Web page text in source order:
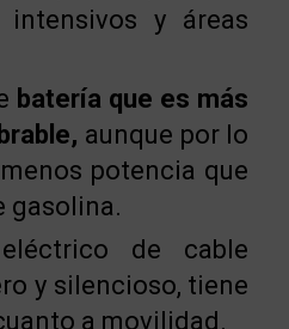
intensivos y áreas
batería que es más
aunque por lo
potencia que
gasolina.
de cable
y silencioso, tiene
a movilidad.